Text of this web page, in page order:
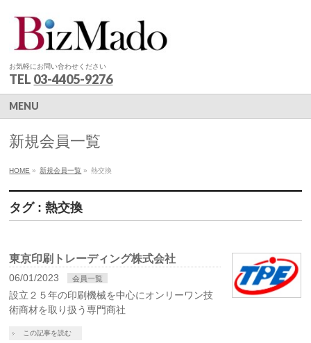
お気軽にお問い合わせください
TEL 03-4405-9276
MENU
新規会員一覧
HOME » 新規会員一覧 » 熱交換
タグ : 熱交換
東京印刷トレーディング株式会社
06/01/2023 会員一覧
設立２５年の印刷機械を中心にオンリーワン技
術商材を取り扱う専門商社
この記事を読む